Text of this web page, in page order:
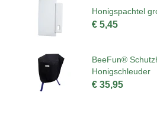
Honigspachtel
€ 5,45
BeeFun®
Honigschleuder
€ 35,95